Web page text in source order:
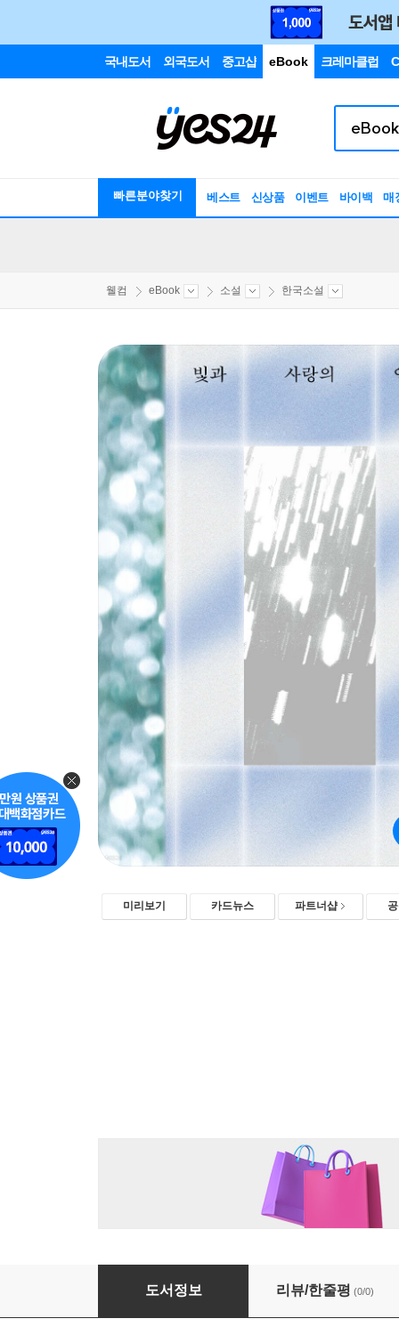
국내도서 외국도서 중고샵 eBook 크레마클럽
빠른분야찾기 베스트 신상품 이벤트 바이백 매
웰컴 eBook 소설 한국소설
미리보기 카드뉴스 파트너샵
빛과 사랑의 언어
도서정보 리뷰/한줄평 (0/0)